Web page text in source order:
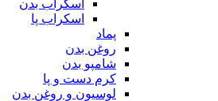
اسکراب بدن
اسکراب پا
پماد
روغن بدن
شامپو بدن
کرم دست و پا
لوسیون و روغن بدن